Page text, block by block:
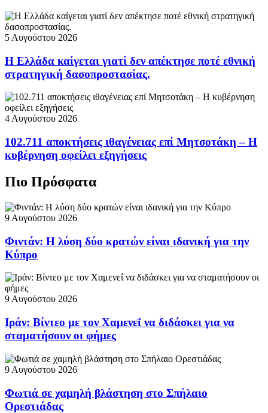
5 Αυγούστου 2026
Η Ελλάδα καίγεται γιατί δεν απέκτησε ποτέ εθνική
στρατηγική δασοπροστασίας.
4 Αυγούστου 2026
102.711 αποκτήσεις ιθαγένειας επί Μητσοτάκη – Η
κυβέρνηση οφείλει εξηγήσεις
Πιο Πρόσφατα
9 Αυγούστου 2026
Φιντάν: Η λύση δύο κρατών είναι ιδανική για την
Κύπρο
9 Αυγούστου 2026
Ιράν: Βίντεο με τον Χαμενεΐ να διδάσκει για να
σταματήσουν οι φήμες
9 Αυγούστου 2026
Φωτιά σε χαμηλή βλάστηση στο Σπήλαιο
Ορεστιάδας